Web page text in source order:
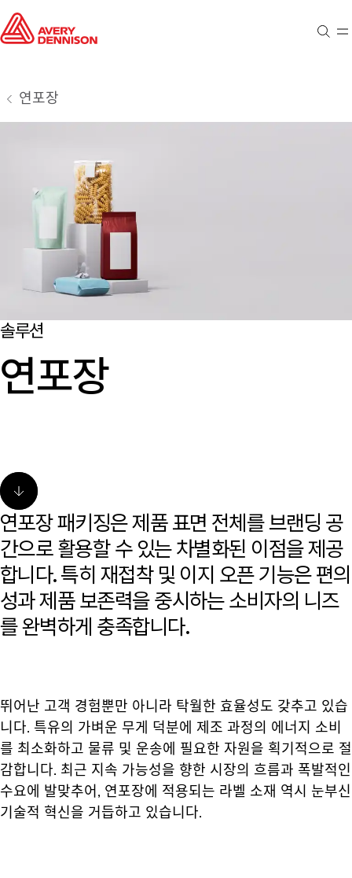
검색
연포장
솔루션
연포장
연포장 패키징은 제품 표면 전체를 브랜딩 공
간으로 활용할 수 있는 차별화된 이점을 제공
합니다. 특히 재접착 및 이지 오픈 기능은 편의
성과 제품 보존력을 중시하는 소비자의 니즈
를 완벽하게 충족합니다.
뛰어난 고객 경험뿐만 아니라 탁월한 효율성도 갖추고 있습
니다. 특유의 가벼운 무게 덕분에 제조 과정의 에너지 소비
를 최소화하고 물류 및 운송에 필요한 자원을 획기적으로 절
감합니다. 최근 지속 가능성을 향한 시장의 흐름과 폭발적인
수요에 발맞추어, 연포장에 적용되는 라벨 소재 역시 눈부신
기술적 혁신을 거듭하고 있습니다.